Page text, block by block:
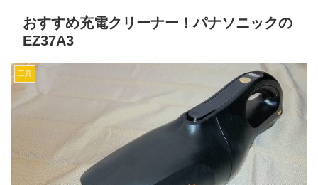
おすすめ充電クリーナー！パナソニックの
EZ37A3
工具